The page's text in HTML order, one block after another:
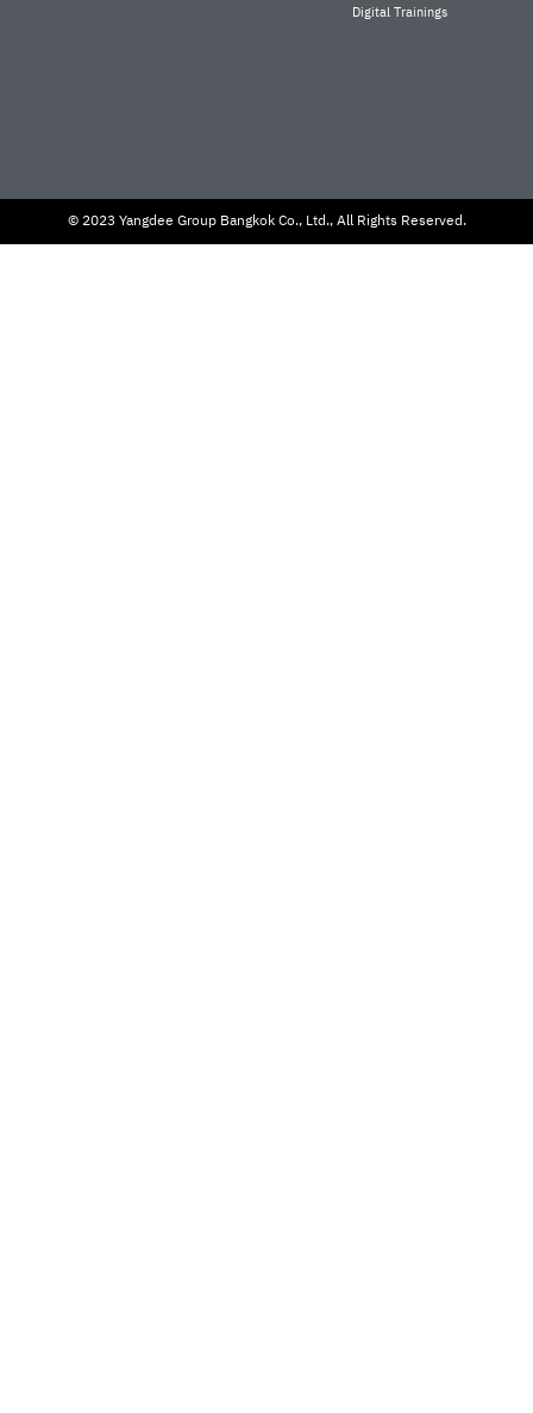
Digital Trainings
© 2023 Yangdee Group Bangkok Co., Ltd., All Rights Reserved.